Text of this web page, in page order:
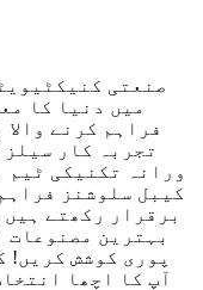
میں دنیا کا
فراہم کرنے
تجربہ کار
ورانہ تکنیکی ٹیم
کیبل سلوشنز
برقرار رکھتے
بہترین مصنوعات
پوری کوشش کریں!
آپ کا اچھا